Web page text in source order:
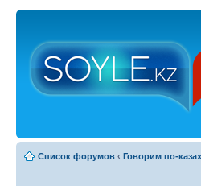
Список форумов ‹ Говорим по-